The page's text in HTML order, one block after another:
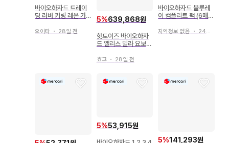
바이오하자드 트레이
딩 러버 키링 레온 가
오이타 ・ 28일 전
5%639,868원
핫토이즈 바이오하자
드 앨리스 밀라 요보비
효고・ 28일 전
바이오하자드 블루레
이 컴플리트 팩 (6매
지역정보 없음 ・ 24일 전
5%53,915원
5%141,293원